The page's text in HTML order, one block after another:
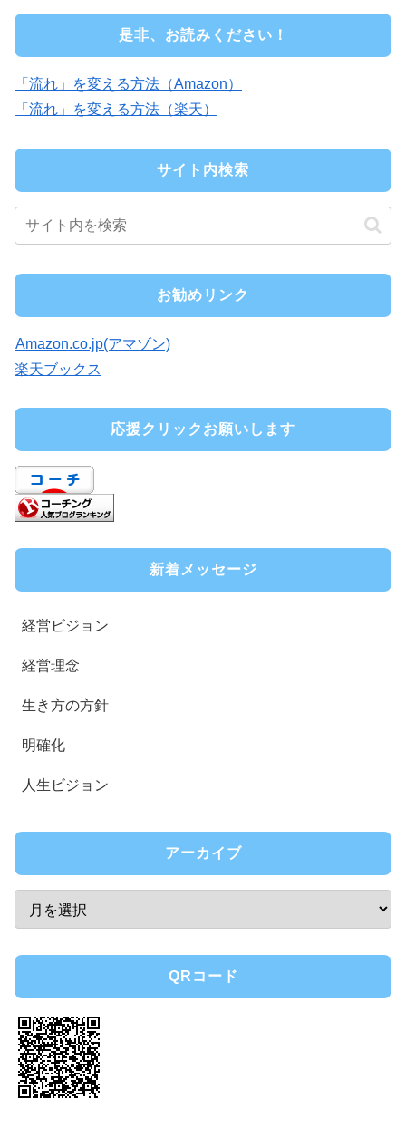
是非、お読みください！
「流れ」を変える方法（Amazon）
「流れ」を変える方法（楽天）
サイト内検索
お勧めリンク
Amazon.co.jp(アマゾン)
楽天ブックス
応援クリックお願いします
新着メッセージ
経営ビジョン
経営理念
生き方の方針
明確化
人生ビジョン
アーカイブ
QRコード